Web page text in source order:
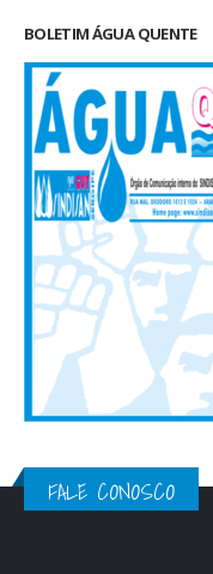
BOLETIM ÁGUA QUENTE
FALE CONOSCO